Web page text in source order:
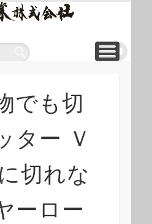
ープ
等重
製品
サイ
ト 中
会社概要
ワイヤロープについて
モジュリフト
製品
「ロープくん」ECショップ
お問い合わせ
でも切
ター Ｖ
切れな
ーロー